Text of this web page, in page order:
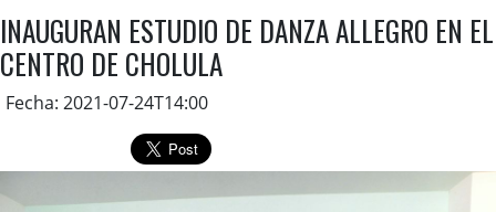
INAUGURAN ESTUDIO DE DANZA ALLEGRO EN EL
CENTRO DE CHOLULA
Fecha: 2021-07-24T14:00